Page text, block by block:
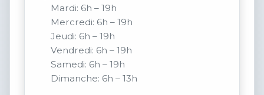
Mardi: 6h – 19h
Mercredi: 6h – 19h
Jeudi: 6h – 19h
Vendredi: 6h – 19h
Samedi: 6h – 19h
Dimanche: 6h – 13h